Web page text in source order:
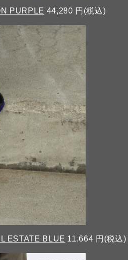
PURPLE 44,280 円(税込)
ESTATE BLUE 11,664 円(税込)